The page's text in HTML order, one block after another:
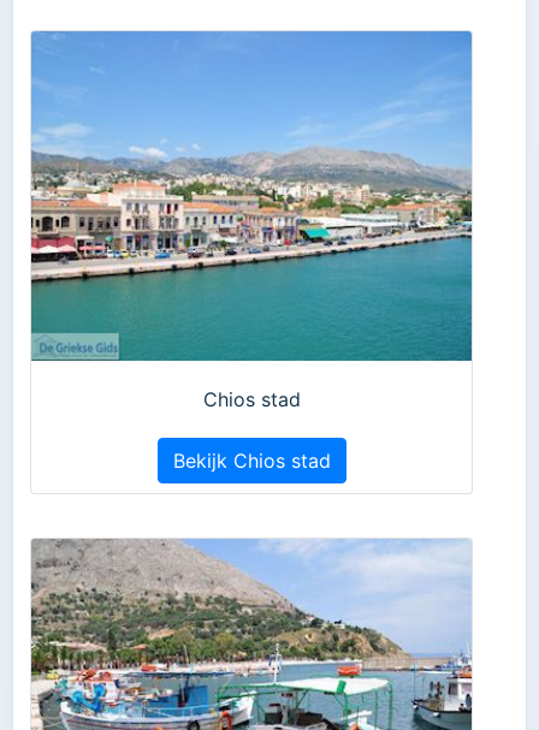
Chios stad
Bekijk Chios stad